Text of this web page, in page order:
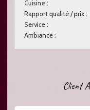
Cuisine :
Rapport qualité / prix :
Service :
Ambiance :
Client A